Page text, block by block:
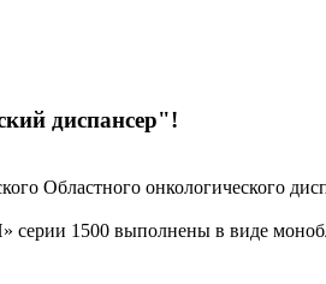
диспансер"!
Областного онкологического
серии 1500 выполнены в виде